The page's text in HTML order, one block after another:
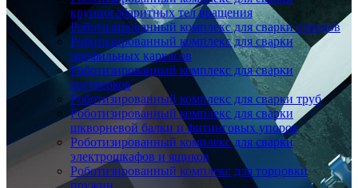
крупногабаритных тел вращения
Роботизированный комплекс для сварки отводов
Роботизированный комплекс для сварки
профильных каркасов
Роботизированный комплекс для сварки
ростверков
Роботизированный комплекс для сварки труб
Роботизированный комплекс для сварки
шкворневой балки и фитинговых упоров
Роботизированный комплекс для сварки
электрошкафов и ящиков
Роботизированный комплекс для торцовки
пружин